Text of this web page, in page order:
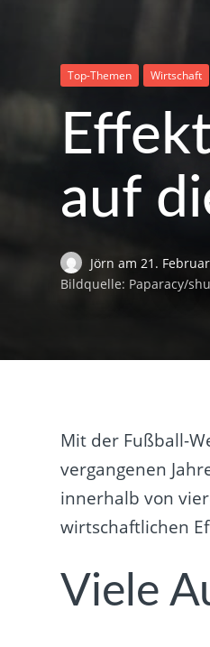
Top-Themen Wirtschaft
auf
Jörnam 21.
Bildquelle: Paparacy/
Mit der Fußball-
vergangenen
innerhalb von
wirtschaftlichen
Viele